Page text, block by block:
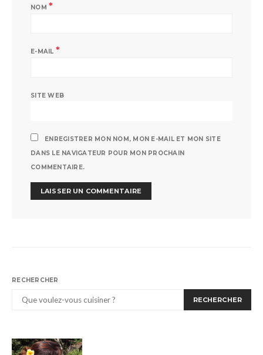
NOM *
E-MAIL *
SITE WEB
ENREGISTRER MON NOM, MON E-MAIL ET MON SITE
DANS LE NAVIGATEUR POUR MON PROCHAIN
COMMENTAIRE.
RECHERCHER
RECHERCHER